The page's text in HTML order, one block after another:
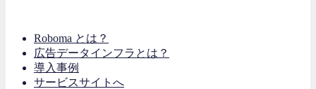
Roboma とは？
広告データインフラとは？
導入事例
サービスサイトへ